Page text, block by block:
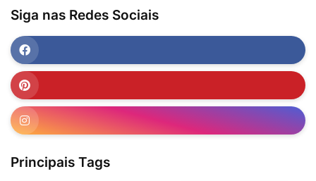
Siga nas Redes Sociais
Principais Tags